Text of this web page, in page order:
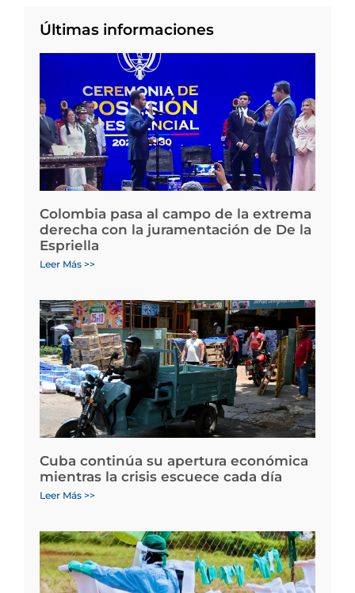
Últimas informaciones
Colombia pasa al campo de la extrema
derecha con la juramentación de De la
Espriella
Leer Más >>
Cuba continúa su apertura económica
mientras la crisis escuece cada día
Leer Más >>